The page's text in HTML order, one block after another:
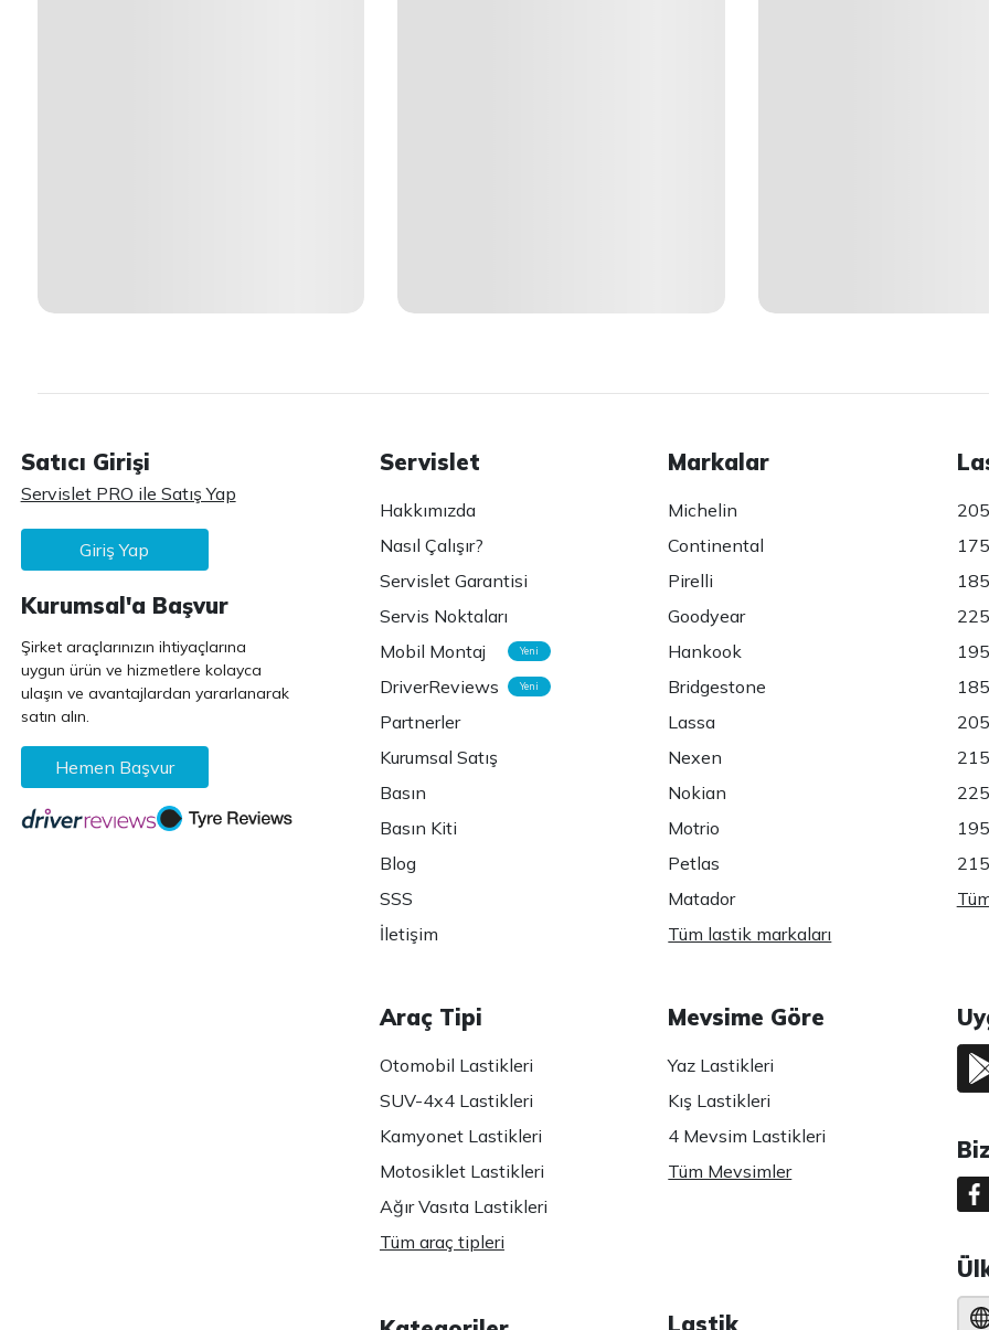
Satıcı Girişi
Servislet PRO ile Satış Yap
Giriş Yap
Kurumsal'a Başvur
Şirket araçlarınızın ihtiyaçlarına
uygun ürün ve hizmetlere kolayca
ulaşın ve avantajlardan yararlanarak
satın alın.
Hemen Başvur
Servislet
Hakkımızda
Nasıl Çalışır?
Servislet Garantisi
Servis Noktaları
Mobil Montaj
Yeni
DriverReviews Yeni
Partnerler
Kurumsal Satış
Basın
Basın Kiti
Blog
SSS
İletişim
Markalar
Michelin
Continental
Pirelli
Goodyear
Hankook
Bridgestone
Lassa
Nexen
Nokian
Motrio
Petlas
Matador
Tüm lastik markaları
Araç Tipi
Otomobil Lastikleri
SUV-4x4 Lastikleri
Kamyonet Lastikleri
Motosiklet Lastikleri
Ağır Vasıta Lastikleri
Tüm araç tipleri
Mevsime Göre
Yaz Lastikleri
Kış Lastikleri
4 Mevsim Lastikleri
Tüm Mevsimler
Lastik